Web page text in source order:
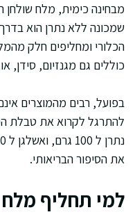
מבחינה כימית, מלח שולחן
שמכונה ללא נתרן הוא
הכלורי ומחליפים חלק
כוללים גם מגנזיום, סידן,
בפועל, רבים מהמוצרים
להתרגל לקרוא את טבלת
את הסיפור הבריאותי.
למי תחליף